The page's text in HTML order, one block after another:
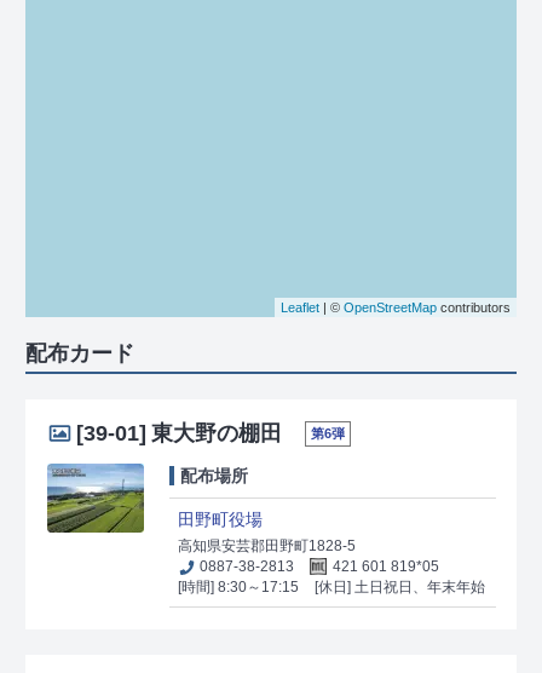
Leaflet | © OpenStreetMap contributors
配布カード
[39-01] 東大野の棚田 第6弾
配布場所
田野町役場
高知県安芸郡田野町1828-5
0887-38-2813
421 601 819*05
[時間] 8:30～17:15
[休日] 土日祝日、年末年始